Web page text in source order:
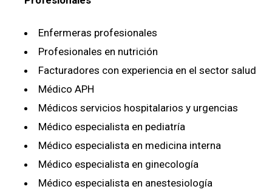
Enfermeras profesionales
Profesionales en nutrición
Facturadores con experiencia en el sector salud
Médico APH
Médicos servicios hospitalarios y urgencias
Médico especialista en pediatría
Médico especialista en medicina interna
Médico especialista en ginecología
Médico especialista en anestesiología